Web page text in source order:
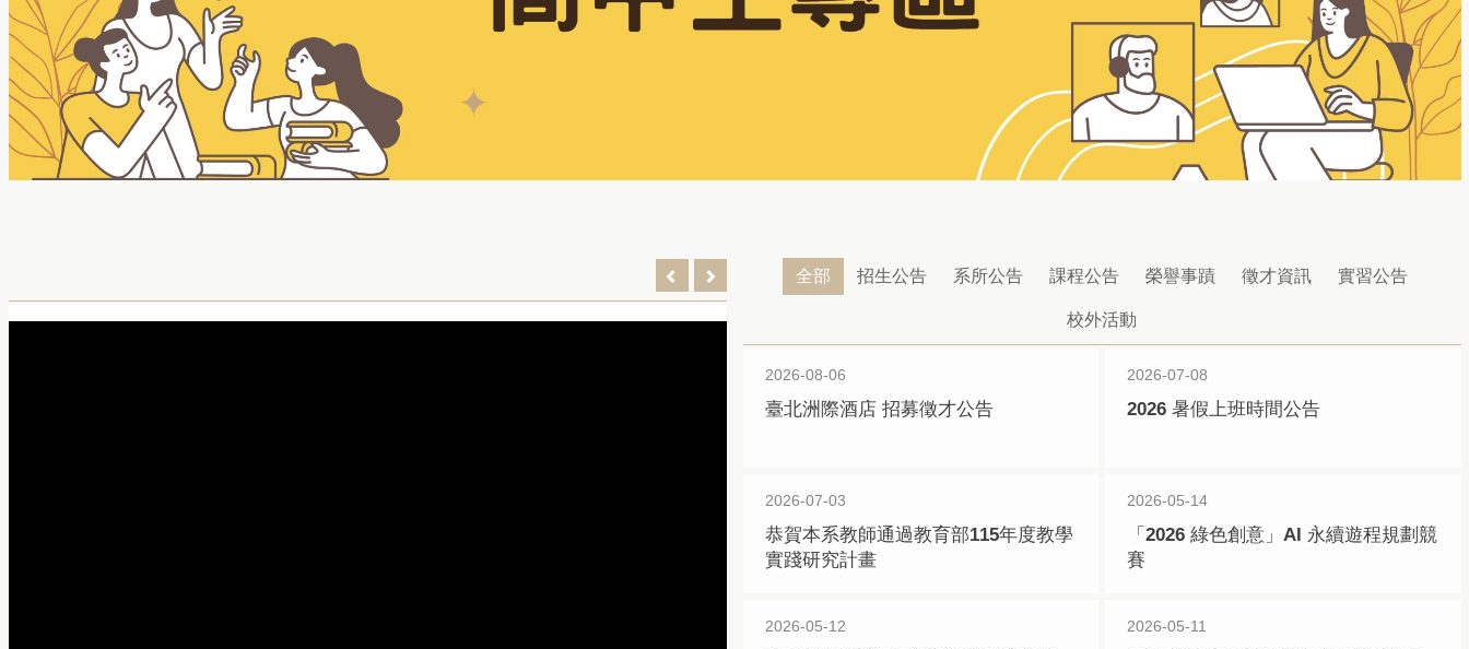
全部 招生公告 系所公告 課程公告 榮譽事蹟 徵才資訊 實習公告
校外活動
2026-08-06
臺北洲際酒店 招募徵才公告
2026-07-08
2026 暑假上班時間公告
2026-07-03
恭賀本系教師通過教育部115年度教學
實踐研究計畫
2026-05-14
「2026 綠色創意」AI 永續遊程規劃競
賽
2026-05-12 2026-05-11